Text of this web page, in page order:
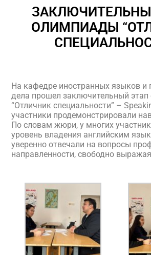
ОЛИМПИАДЫ
На кафедре иностранных языков и
дела прошел заключительный
“Отличник специальности” –
участники продемонстрировали
По словам жюри, у многих
уровень владения английским
уверенно отвечали на вопросы
направленности, свободно